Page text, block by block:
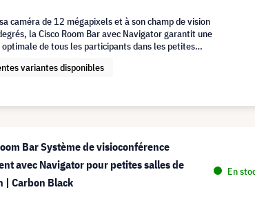
caméra de 12 mégapixels et à son champ de vision
la Cisco Room Bar avec Navigator garantit une
de tous les participants dans les petites
variantes disponibles
Bar Système de visioconférence
avec Navigator pour petites salles de
| Carbon Black
En